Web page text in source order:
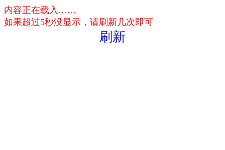
内容正在载入……
如果超过5秒没显示，请刷新几次即可
刷新